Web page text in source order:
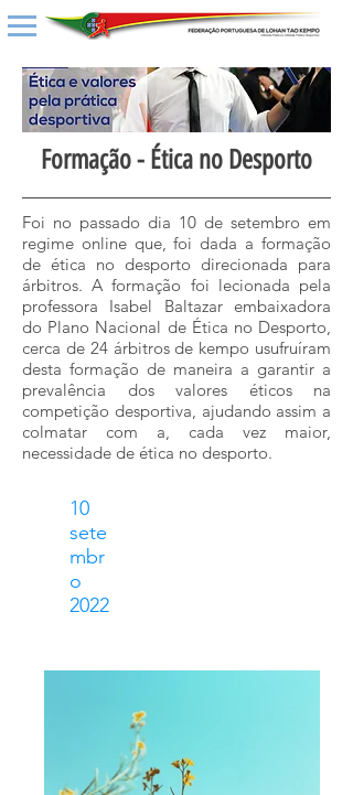
Formação - Ética no Desporto
Foi no passado dia 10 de setembro em
regime online que, foi dada a formação
de ética no desporto direcionada para
árbitros. A formação foi lecionada pela
professora Isabel Baltazar embaixadora
do Plano Nacional de Ética no Desporto,
cerca de 24 árbitros de kempo usufruíram
desta formação de maneira a garantir a
prevalência dos valores éticos na
competição desportiva, ajudando assim a
colmatar com a, cada vez maior,
necessidade de ética no desporto.
10
sete
mbr
o
2022